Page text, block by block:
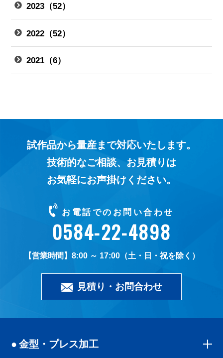
2023（52）
2022（52）
2021（6）
試作品から量産まで対応いたします。
技術的なご相談、お見積りは
お気軽にお声掛けください。
お電話でのお問い合わせ
0584-22-4898
8:00 ～ 17:00（土・日・祝を除く）
見積り・お問合わせ
金型・プレス加工